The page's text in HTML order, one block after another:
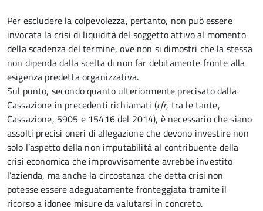
Per escludere la colpevolezza, pertanto, non può essere
invocata la crisi di liquidità del soggetto attivo al momento
della scadenza del termine, ove non si dimostri che la stessa
non dipenda dalla scelta di non far debitamente fronte alla
esigenza predetta organizzativa.
Sul punto, secondo quanto ulteriormente precisato dalla
Cassazione in precedenti richiamati (cfr, tra le tante,
Cassazione, 5905 e 15416 del 2014), è necessario che siano
assolti precisi oneri di allegazione che devono investire non
solo l’aspetto della non imputabilità al contribuente della
crisi economica che improvvisamente avrebbe investito
l’azienda, ma anche la circostanza che detta crisi non
potesse essere adeguatamente fronteggiata tramite il
ricorso a idonee misure da valutarsi in concreto.